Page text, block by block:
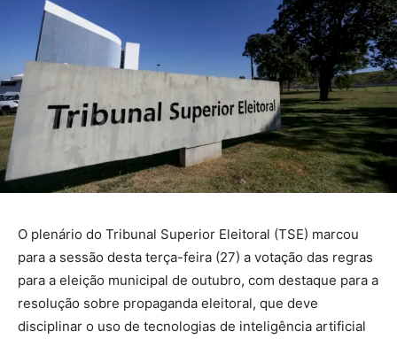
O plenário do Tribunal Superior Eleitoral (TSE) marcou
para a sessão desta terça-feira (27) a votação das regras
para a eleição municipal de outubro, com destaque para a
resolução sobre propaganda eleitoral, que deve
disciplinar o uso de tecnologias de inteligência artificial